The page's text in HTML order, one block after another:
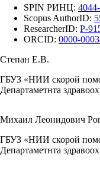
SPIN РИНЦ:
Scopus AuthorID:
ResearcherID: P-
ORCID: 0000-
Степан Е.В.
ГБУЗ «НИИ скорой
Департаметнта
Михаил Леонидович
ГБУЗ «НИИ скорой
Департаметнта